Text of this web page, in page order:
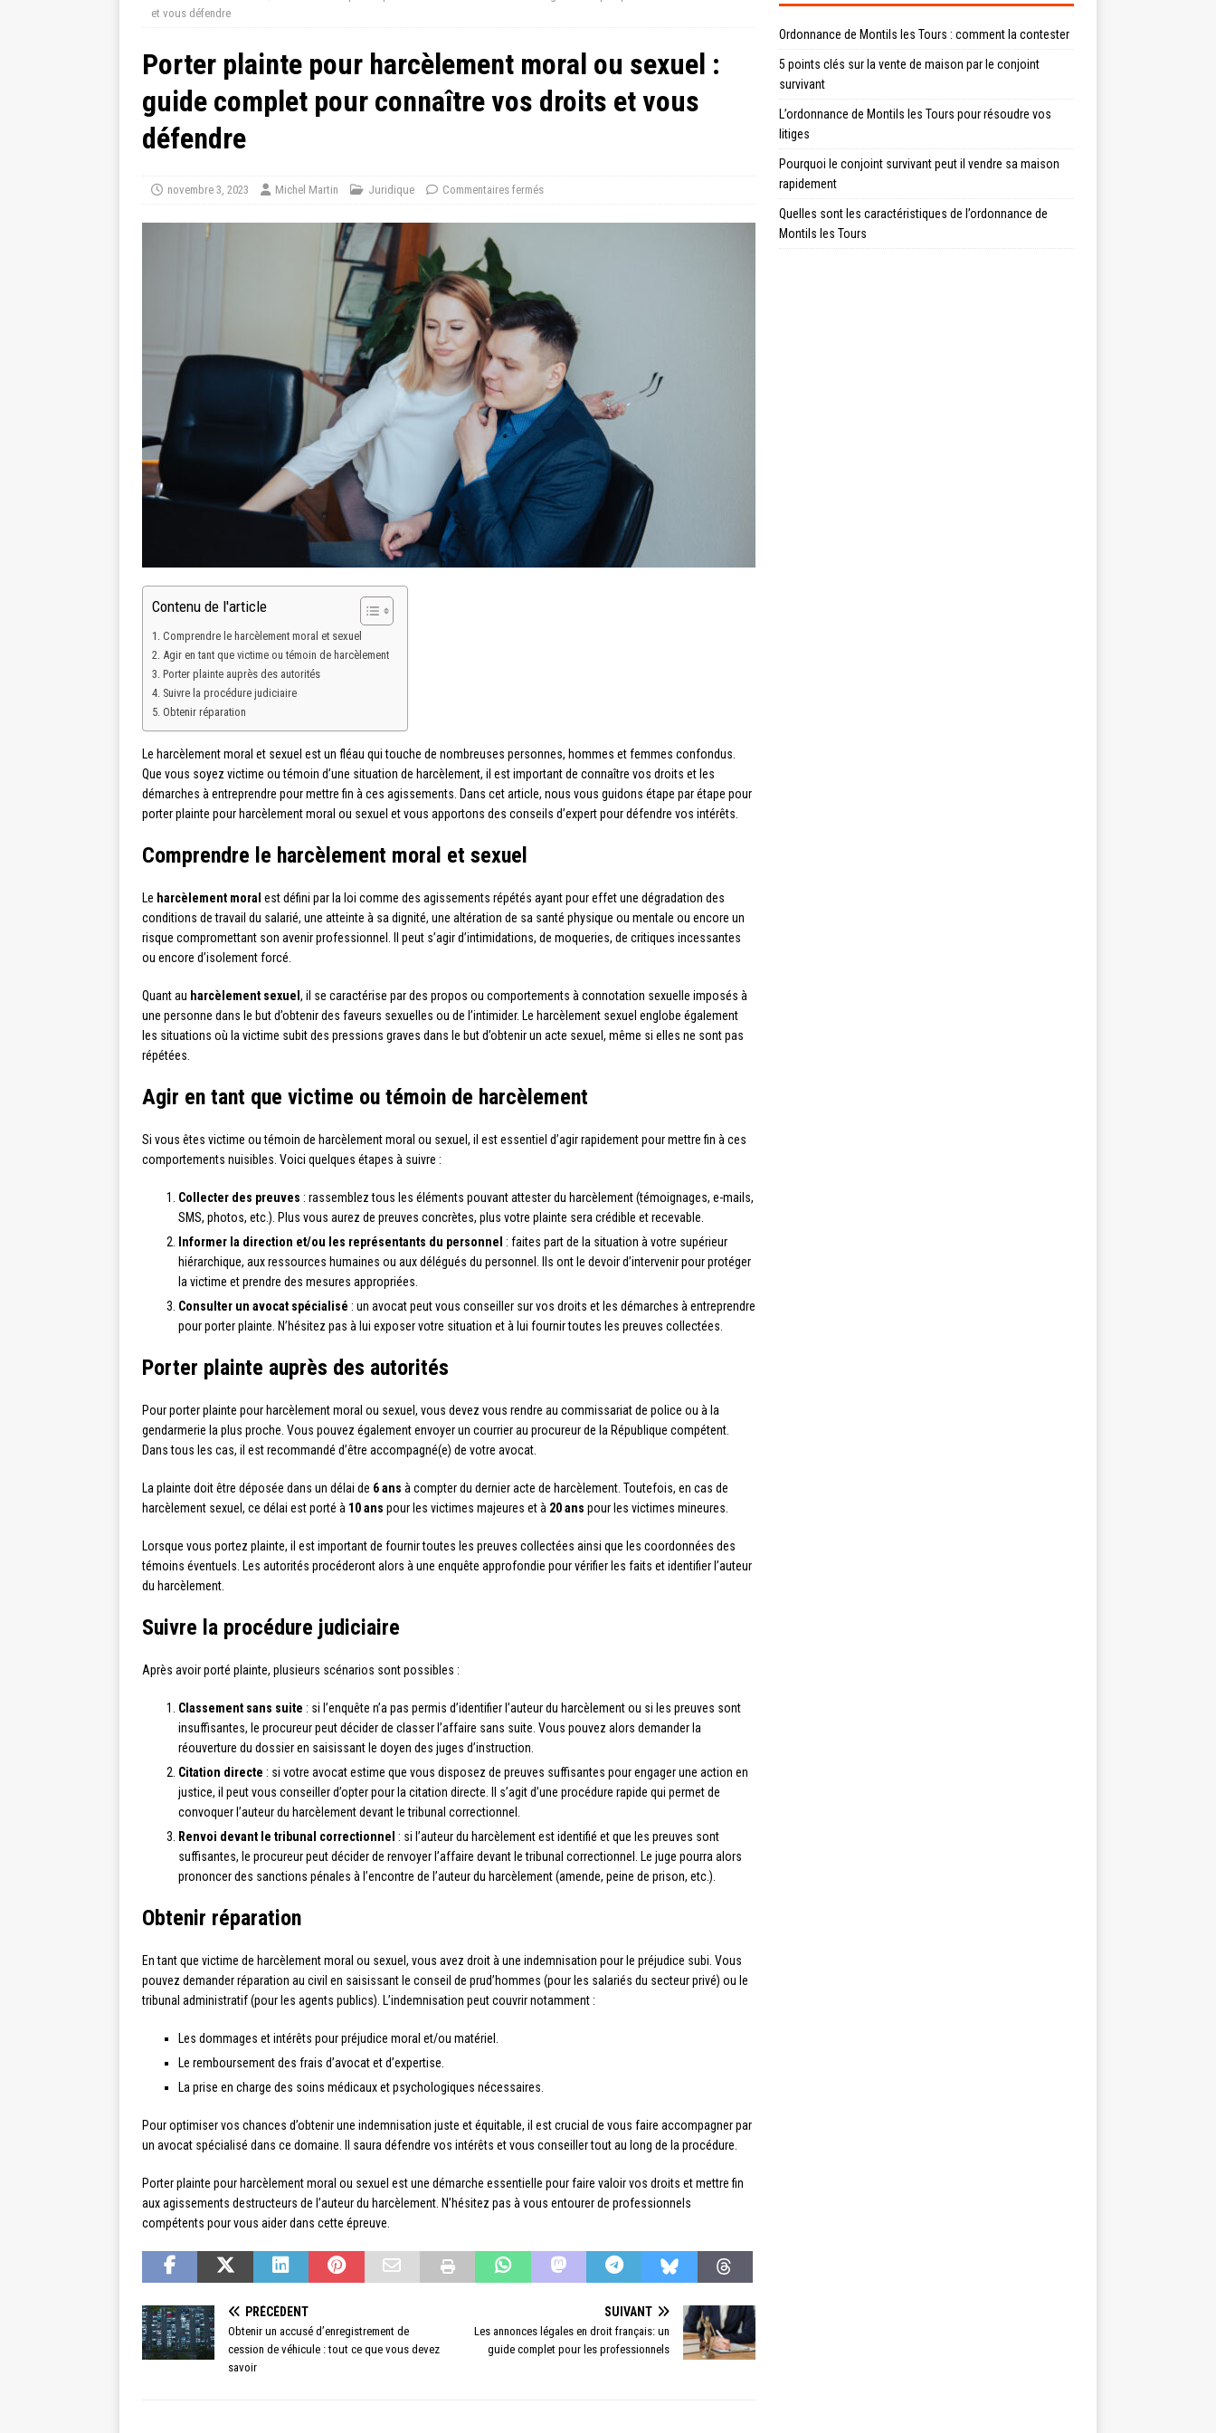
et vous défendre
Porter plainte pour harcèlement moral ou sexuel :
guide complet pour connaître vos droits et vous
défendre
novembre 3, 2023 Michel Martin Juridique Commentaires fermés
Contenu de l'article
Comprendre le harcèlement moral et sexuel
Agir en tant que victime ou témoin de harcèlement
Porter plainte auprès des autorités
Suivre la procédure judiciaire
Obtenir réparation
Le harcèlement moral et sexuel est un fléau qui touche de nombreuses personnes, hommes et femmes confondus.
Que vous soyez victime ou témoin d’une situation de harcèlement, il est important de connaître vos droits et les
démarches à entreprendre pour mettre fin à ces agissements. Dans cet article, nous vous guidons étape par étape pour
porter plainte pour harcèlement moral ou sexuel et vous apportons des conseils d’expert pour défendre vos intérêts.
Comprendre le harcèlement moral et sexuel
Le harcèlement moral est défini par la loi comme des agissements répétés ayant pour effet une dégradation des
conditions de travail du salarié, une atteinte à sa dignité, une altération de sa santé physique ou mentale ou encore un
risque compromettant son avenir professionnel. Il peut s’agir d’intimidations, de moqueries, de critiques incessantes
ou encore d’isolement forcé.
Quant au harcèlement sexuel , il se caractérise par des propos ou comportements à connotation sexuelle imposés à
une personne dans le but d’obtenir des faveurs sexuelles ou de l’intimider. Le harcèlement sexuel englobe également
les situations où la victime subit des pressions graves dans le but d’obtenir un acte sexuel, même si elles ne sont pas
répétées.
Agir en tant que victime ou témoin de harcèlement
Si vous êtes victime ou témoin de harcèlement moral ou sexuel, il est essentiel d’agir rapidement pour mettre fin à ces
comportements nuisibles. Voici quelques étapes à suivre :
Collecter des preuves : rassemblez tous les éléments pouvant attester du harcèlement (témoignages, e-mails,
SMS, photos, etc.). Plus vous aurez de preuves concrètes, plus votre plainte sera crédible et recevable.
Informer la direction et/ou les représentants du personnel : faites part de la situation à votre supérieur
hiérarchique, aux ressources humaines ou aux délégués du personnel. Ils ont le devoir d’intervenir pour protéger
la victime et prendre des mesures appropriées.
Consulter un avocat spécialisé : un avocat peut vous conseiller sur vos droits et les démarches à entreprendre
pour porter plainte. N’hésitez pas à lui exposer votre situation et à lui fournir toutes les preuves collectées.
Porter plainte auprès des autorités
Pour porter plainte pour harcèlement moral ou sexuel, vous devez vous rendre au commissariat de police ou à la
gendarmerie la plus proche. Vous pouvez également envoyer un courrier au procureur de la République compétent.
Dans tous les cas, il est recommandé d’être accompagné(e) de votre avocat.
La plainte doit être déposée dans un délai de 6 ans à compter du dernier acte de harcèlement. Toutefois, en cas de
harcèlement sexuel, ce délai est porté à 10 ans pour les victimes majeures et à 20 ans pour les victimes mineures.
Lorsque vous portez plainte, il est important de fournir toutes les preuves collectées ainsi que les coordonnées des
témoins éventuels. Les autorités procéderont alors à une enquête approfondie pour vérifier les faits et identifier l’auteur
du harcèlement.
Suivre la procédure judiciaire
Après avoir porté plainte, plusieurs scénarios sont possibles :
Classement sans suite : si l’enquête n’a pas permis d’identifier l’auteur du harcèlement ou si les preuves sont
insuffisantes, le procureur peut décider de classer l’affaire sans suite. Vous pouvez alors demander la
réouverture du dossier en saisissant le doyen des juges d’instruction.
Citation directe : si votre avocat estime que vous disposez de preuves suffisantes pour engager une action en
justice, il peut vous conseiller d’opter pour la citation directe. Il s’agit d’une procédure rapide qui permet de
convoquer l’auteur du harcèlement devant le tribunal correctionnel.
Renvoi devant le tribunal correctionnel : si l’auteur du harcèlement est identifié et que les preuves sont
suffisantes, le procureur peut décider de renvoyer l’affaire devant le tribunal correctionnel. Le juge pourra alors
prononcer des sanctions pénales à l’encontre de l’auteur du harcèlement (amende, peine de prison, etc.).
Obtenir réparation
En tant que victime de harcèlement moral ou sexuel, vous avez droit à une indemnisation pour le préjudice subi. Vous
pouvez demander réparation au civil en saisissant le conseil de prud’hommes (pour les salariés du secteur privé) ou le
tribunal administratif (pour les agents publics). L’indemnisation peut couvrir notamment :
Les dommages et intérêts pour préjudice moral et/ou matériel.
Le remboursement des frais d’avocat et d’expertise.
La prise en charge des soins médicaux et psychologiques nécessaires.
Pour optimiser vos chances d’obtenir une indemnisation juste et équitable, il est crucial de vous faire accompagner par
un avocat spécialisé dans ce domaine. Il saura défendre vos intérêts et vous conseiller tout au long de la procédure.
Porter plainte pour harcèlement moral ou sexuel est une démarche essentielle pour faire valoir vos droits et mettre fin
aux agissements destructeurs de l’auteur du harcèlement. N’hésitez pas à vous entourer de professionnels
compétents pour vous aider dans cette épreuve.
PRÉCÉDENT
Obtenir un accusé d’enregistrement de
cession de véhicule : tout ce que vous devez
savoir
SUIVANT
Les annonces légales en droit français: un
guide complet pour les professionnels
Ordonnance de Montils les Tours : comment la contester
5 points clés sur la vente de maison par le conjoint
survivant
L’ordonnance de Montils les Tours pour résoudre vos
litiges
Pourquoi le conjoint survivant peut il vendre sa maison
rapidement
Quelles sont les caractéristiques de l’ordonnance de
Montils les Tours